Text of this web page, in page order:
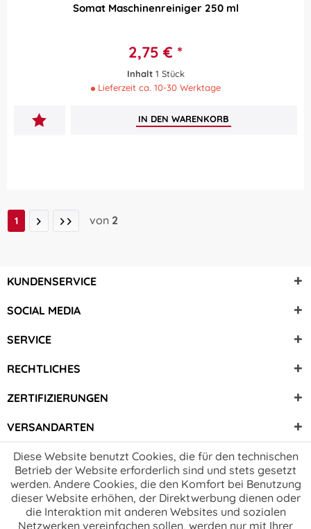
Somat Maschinenreiniger 250 ml
2,75 € *
Inhalt 1 Stück
Lieferzeit ca. 10-30 Werktage
IN DEN WARENKORB
1 von 2
KUNDENSERVICE
SOCIAL MEDIA
SERVICE
RECHTLICHES
ZERTIFIZIERUNGEN
VERSANDARTEN
Diese Website benutzt Cookies, die für den technischen
Betrieb der Website erforderlich sind und stets gesetzt
werden. Andere Cookies, die den Komfort bei Benutzung
dieser Website erhöhen, der Direktwerbung dienen oder
die Interaktion mit anderen Websites und sozialen
Netzwerken vereinfachen sollen, werden nur mit Ihrer